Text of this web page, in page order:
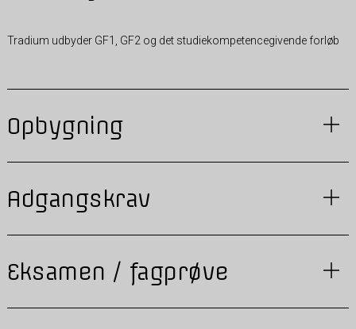
Tradium udbyder GF1, GF2 og det studiekompetencegivende forløb
Opbygning
Adgangskrav
Eksamen / fagprøve